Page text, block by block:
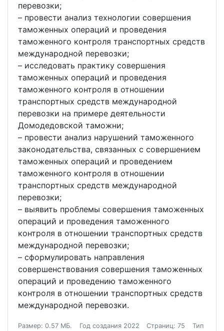
перевозки;
– провести анализ технологии совершения
таможенных операций и проведения
таможенного контроля транспортных средств
международной перевозки;
– исследовать практику совершения
таможенных операций и проведения
таможенного контроля в отношении
транспортных средств международной
перевозки на примере деятельности
Домодедовской таможни;
– провести анализ нарушений таможенного
законодательства, связанных с совершением
таможенных операций и проведением
таможенного контроля в отношении
транспортных средств международной
перевозки;
– выявить проблемы совершения таможенных
операций и проведения таможенного
контроля в отношении транспортных средств
международной перевозки;
– сформулировать направления
совершенствования совершения таможенных
операций и проведению таможенного
контроля в отношении транспортных средств
международной перевозки.
Размер: 0.57 МБ. Год создания 2022 Страниц: 75
Тип